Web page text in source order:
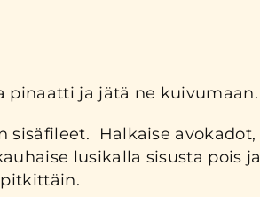
pinaatti ja jätä ne kuivumaan.
sisäfileet. Halkaise avokadot,
lusikalla sisusta pois ja